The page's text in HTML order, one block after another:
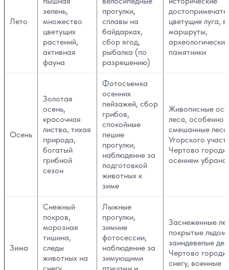
Лето
зелень,
множество
цветущих
растений,
активная
фауна
прогулки,
сплавы на
байдарках,
сбор ягод,
рыбалка (по
разрешению)
цветущие луга,
маршруты,
археологические
памятники
Осень
Золотая
осень,
красочная
листва, тихая
природа,
богатый
грибной
сезон
Фотосъемка
осенних
пейзажей, сбор
грибов,
спокойные
пешие
прогулки,
наблюдение за
подготовкой
животных к
зиме
Живописные
леса, особенно
смешанные леса
Угорского
Чертово
осеннем
Зима
Снежный
покров,
морозная
тишина,
следы
животных на
снегу,
Лыжные
прогулки,
зимние
фотосессии,
наблюдение за
зимующими
птицами и
Заснеженные
покрытые льдом
заиндевелые
Чертово
снегу, военные